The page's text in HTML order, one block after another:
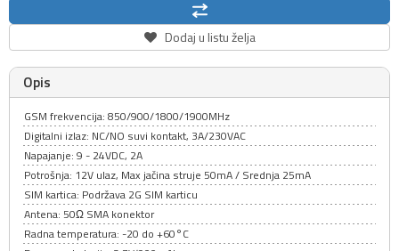
Dodaj u listu želja
Opis
GSM frekvencija: 850/900/1800/1900MHz
Digitalni izlaz: NC/NO suvi kontakt, 3A/230VAC
Napajanje: 9 - 24VDC, 2A
Potrošnja: 12V ulaz, Max jačina struje 50mA / Srednja 25mA
SIM kartica: Podržava 2G SIM karticu
Antena: 50Ω SMA konektor
Radna temperatura: -20 do +60°C